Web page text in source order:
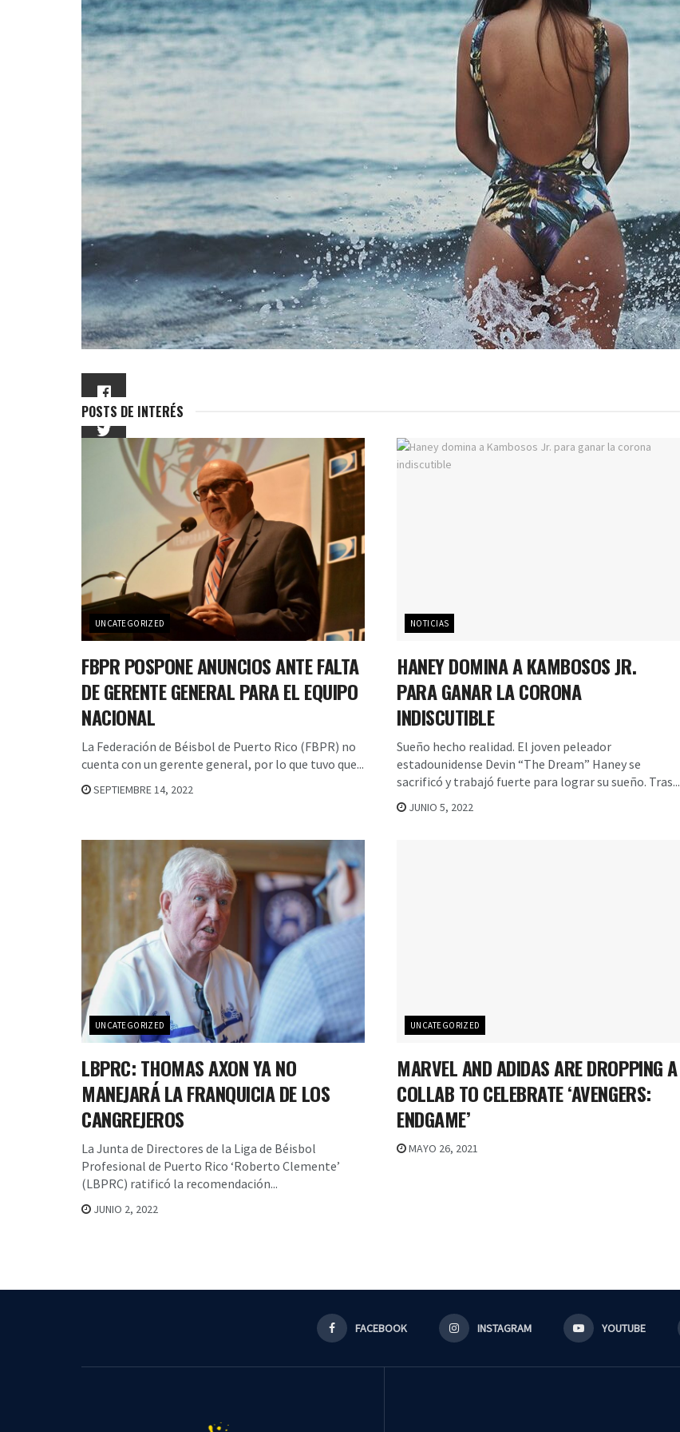
POSTS DE INTERÉS
UNCATEGORIZED
FBPR POSPONE ANUNCIOS ANTE FALTA
DE GERENTE GENERAL PARA EL EQUIPO
NACIONAL
La Federación de Béisbol de Puerto Rico (FBPR) no
cuenta con un gerente general, por lo que tuvo que...
SEPTIEMBRE 14, 2022
NOTICIAS
HANEY DOMINA A KAMBOSOS JR.
PARA GANAR LA CORONA
INDISCUTIBLE
Sueño hecho realidad. El joven peleador
estadounidense Devin “The Dream” Haney se
sacrificó y trabajó fuerte para lograr su sueño. Tras...
JUNIO 5, 2022
UNCATEGORIZED
LBPRC: THOMAS AXON YA NO
MANEJARÁ LA FRANQUICIA DE LOS
CANGREJEROS
La Junta de Directores de la Liga de Béisbol
Profesional de Puerto Rico ‘Roberto Clemente’
(LBPRC) ratificó la recomendación...
JUNIO 2, 2022
UNCATEGORIZED
MARVEL AND ADIDAS ARE DROPPING A
COLLAB TO CELEBRATE ‘AVENGERS:
ENDGAME’
MAYO 26, 2021
FACEBOOK INSTAGRAM YOUTUBE